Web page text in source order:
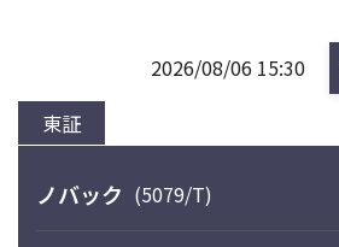
東証
2026/08/06 15:30
ノバック (5079/T)